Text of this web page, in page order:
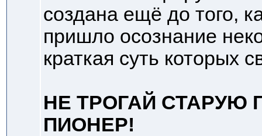
создана ещё до того,
пришло осознание
краткая суть которых
НЕ ТРОГАЙ СТАРУЮ
ПИОНЕР!